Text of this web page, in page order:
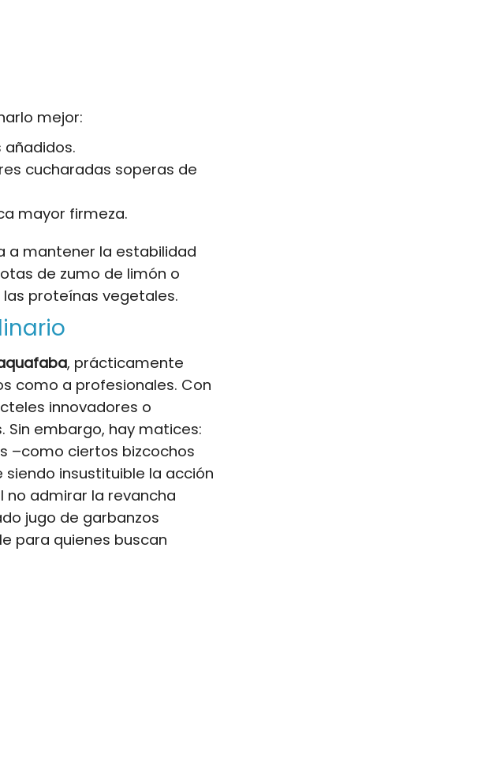
mejor:
añadidos.
cucharadas soperas de
mayor firmeza.
a mantener la estabilidad
de zumo de limón o
proteínas vegetales.
, prácticamente
como a profesionales. Con
innovadores o
Sin embargo, hay matices:
–como ciertos bizcochos
insustituible la acción
no admirar la revancha
jugo de garbanzos
para quienes buscan